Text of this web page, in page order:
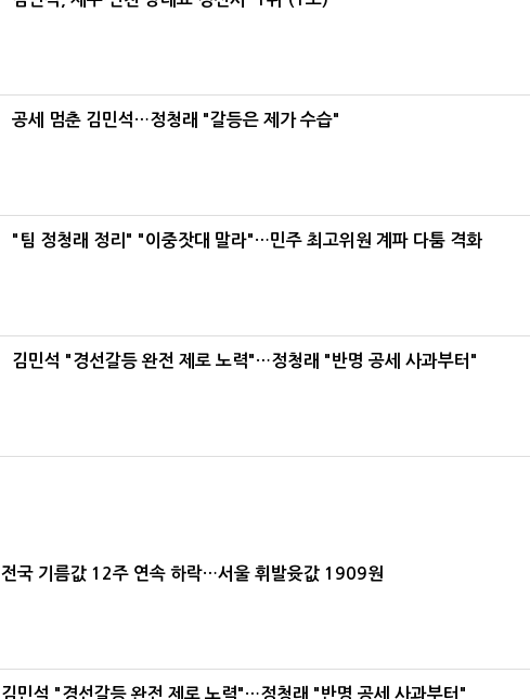
공세 멈춘 김민석…정청래 "갈등은 제가 수습"
"팀 정청래 정리" "이중잣대 말라"…민주 최고위원 계파 다툼 격화
김민석 "경선갈등 완전 제로 노력"…정청래 "반명 공세 사과부터"
전국 기름값 12주 연속 하락…서울 휘발윳값 1909원
김민석 "경선갈등 완전 제로 노력"…정청래 "반명 공세 사과부터"